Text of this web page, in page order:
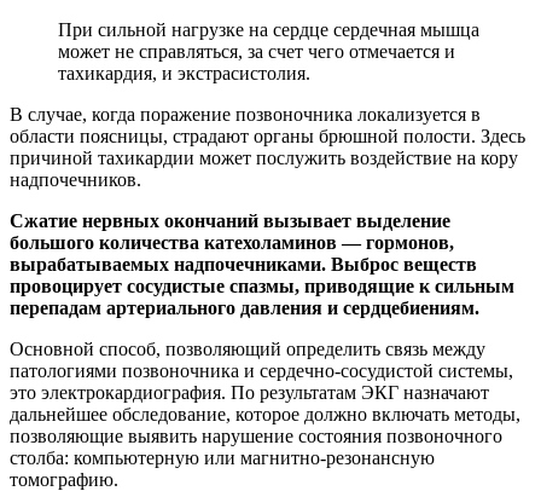
При сильной нагрузке на сердце сердечная мышца
может не справляться, за счет чего отмечается и
тахикардия, и экстрасистолия.
В случае, когда поражение позвоночника локализуется в
области поясницы, страдают органы брюшной полости. Здесь
причиной тахикардии может послужить воздействие на кору
надпочечников.
Сжатие нервных окончаний вызывает выделение
большого количества катехоламинов — гормонов,
вырабатываемых надпочечниками. Выброс веществ
провоцирует сосудистые спазмы, приводящие к сильным
перепадам артериального давления и сердцебиениям.
Основной способ, позволяющий определить связь между
патологиями позвоночника и сердечно-сосудистой системы,
это электрокардиография. По результатам ЭКГ назначают
дальнейшее обследование, которое должно включать методы,
позволяющие выявить нарушение состояния позвоночного
столба: компьютерную или магнитно-резонансную
томографию.